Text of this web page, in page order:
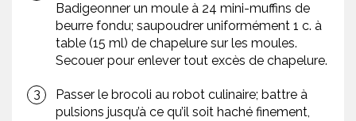
Badigeonner un moule à 24 mini-muffins de
beurre fondu; saupoudrer uniformément 1 c. à
table (15 ml) de chapelure sur les moules.
Secouer pour enlever tout excès de chapelure.
Passer le brocoli au robot culinaire; battre à
pulsions jusqu’à ce qu’il soit haché finement,